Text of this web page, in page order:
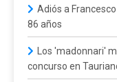
Adiós a
86 años
Los 'madonnari'
concurso en